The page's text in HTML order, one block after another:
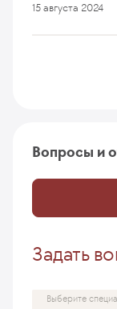
15 августа 2024
Вопросы и
Задать
Выберите